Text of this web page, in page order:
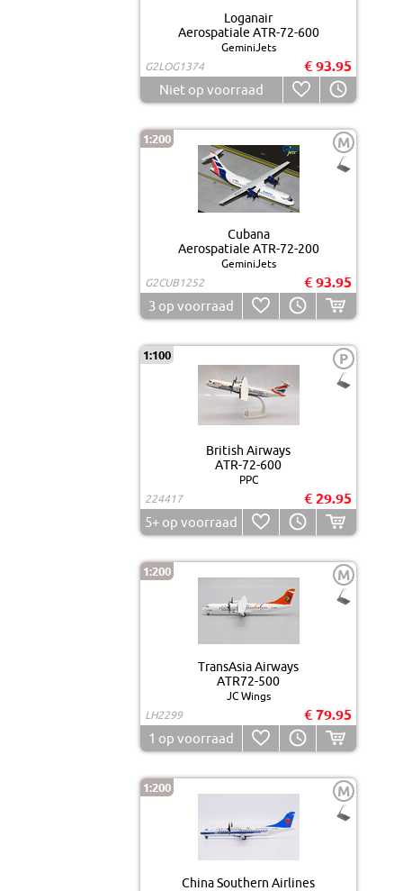
Loganair
Aerospatiale ATR-72-600
GeminiJets
G2LOG1374
€ 93.95
Niet op voorraad
1:200 M
Cubana
Aerospatiale ATR-72-200
GeminiJets
G2CUB1252
€ 93.95
3 op voorraad
1:100 P
British Airways
ATR-72-600
PPC
224417
€ 29.95
5+ op voorraad
1:200 M
TransAsia Airways
ATR72-500
JC Wings
LH2299
€ 79.95
1 op voorraad
1:200 M
China Southern Airlines